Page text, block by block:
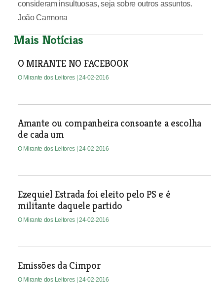
consideram insultuosas, seja sobre outros assuntos.
João Carmona
Mais Notícias
O MIRANTE NO FACEBOOK
O Mirante dos Leitores | 24-02-2016
Amante ou companheira consoante a escolha
de cada um
O Mirante dos Leitores | 24-02-2016
Ezequiel Estrada foi eleito pelo PS e é
militante daquele partido
O Mirante dos Leitores | 24-02-2016
Emissões da Cimpor
O Mirante dos Leitores | 24-02-2016